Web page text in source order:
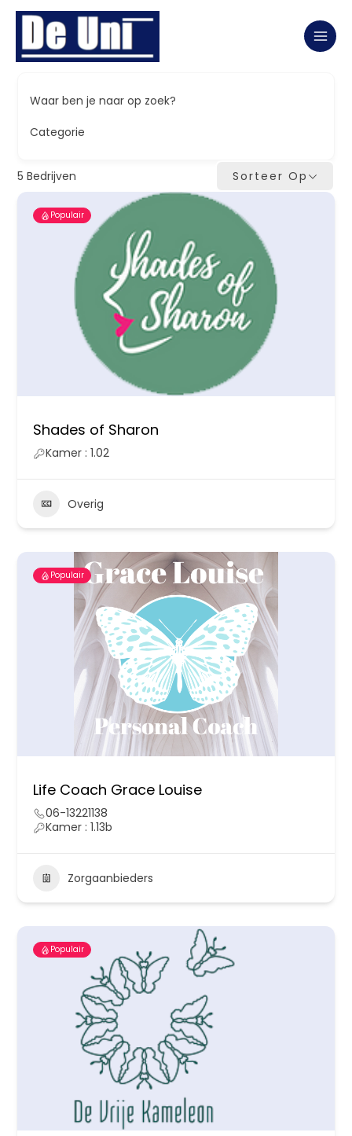
inhoud
Waar ben je naar op zoek?
Categorie
5 Bedrijven Sorteer Op
Populair
Shades of Sharon
Kamer : 1.02
Overig
Populair
Life Coach Grace Louise
06-13221138
Kamer : 1.13b
Zorgaanbieders
Populair